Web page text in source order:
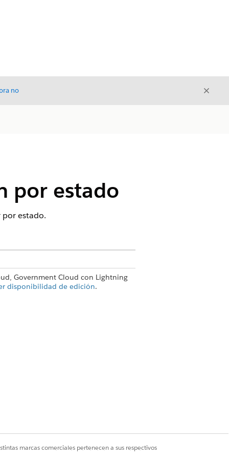
no Cerrar
por estado
por estado.
Government Cloud con Lightning
disponibilidad de edición.
de acción
clic en
planes de acción migrados desde
marcas comerciales pertenecen a sus respectivos